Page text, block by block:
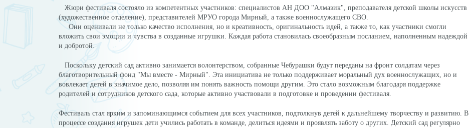
Жюри фестиваля состояло из компетентных участников: специалистов АН ДОО "Алмазик", преподавателя детской школы искусств
(художественное отделение), представителей МРУО города Мирный, а также военнослужащего СВО.
Они оценивали не только качество исполнения, но и креативность, оригинальность идей, а также то, как участники смогли
вложить свои эмоции и чувства в созданные игрушки. Каждая работа становилась своеобразным посланием, наполненным надеждой
и добротой.
Поскольку детский сад активно занимается волонтерством, собранные Чебурашки будут переданы на фронт солдатам через
благотворительный фонд "Мы вместе - Мирный". Эта инициатива не только поддерживает моральный дух военнослужащих, но и
вовлекает детей в значимое дело, позволяя им понять важность помощи другим. Это стало возможным благодаря поддержке
родителей и сотрудников детского сада, которые активно участвовали в подготовке и проведении фестиваля.
Фестиваль стал ярким и запоминающимся событием для всех участников, подтолкнув детей к дальнейшему творчеству и развитию. В
процессе создания игрушек дети учились работать в команде, делиться идеями и проявлять заботу о других. Детский сад регулярно